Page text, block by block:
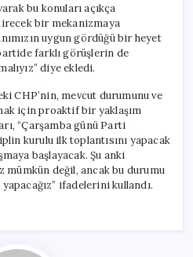
bu konuları açıkça
bir mekanizmaya
uygun gördüğü bir heyet
farklı görüşlerin de
diye ekledi.
CHP’nin, mevcut durumunu ve
için proaktif bir yaklaşım
“Çarşamba günü Parti
kurulu ilk toplantısını yapacak
başlayacak. Şu anki
mümkün değil, ancak bu durumu
ifadelerini kullandı.